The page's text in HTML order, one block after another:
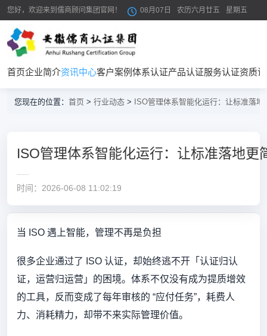
您好，欢迎来到儒商顾问集团官网！ 08月07日 农历六月廿五 星期五
首页企业简介资讯中心客户案例体系认证产品认证服务认证资质
您现在的位置： 首页 > 行业动态 > ISO管理体系智能化运行：让标准落
ISO管理体系智能化运行：让标准落地更
时间：2026-06-08 11:02:19
当 ISO 遇上智能，管理不再是负担
很多企业通过了 ISO 认证，却始终逃不开「认证归认
证，运营归运营」的困境。体系不仅没有成为提质增效
的工具，反而变成了每年审核的 “应付任务”，耗费人
力、消耗精力，却带不来实际管理价值。